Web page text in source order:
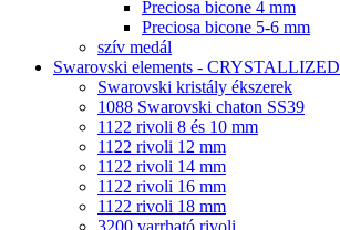
Preciosa bicone 4 mm
Preciosa bicone 5-6 mm
szív medál
Swarovski elements - CRYSTALLIZED
Swarovski kristály ékszerek
1088 Swarovski chaton SS39
1122 rivoli 8 és 10 mm
1122 rivoli 12 mm
1122 rivoli 14 mm
1122 rivoli 16 mm
1122 rivoli 18 mm